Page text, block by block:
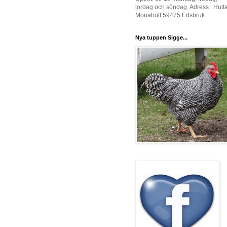
lördag och söndag. Adress :
Monahult 59475 Edsbruk
Nya tuppen Sigge...